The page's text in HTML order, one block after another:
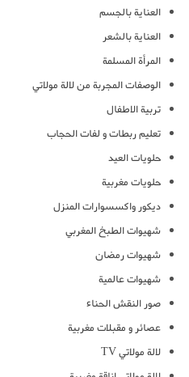
العناية بالجسم
العناية بالشعر
المرأة المسلمة
الوصفات المجربة من لالة مولاتي
تربية الاطفال
تعليم ربطات و لفات الحجاب
حلويات العيد
حلويات مغربية
ديكور واكسسوارات المنزل
شهيوات الطبخ المغربي
شهيوات رمضان
شهيوات عالمية
صور النقش الحناء
عصائر و مقبلات مغربية
لالة مولاتي TV